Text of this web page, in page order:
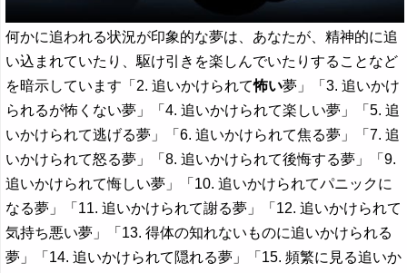
何かに追われる状況が印象的な夢は、あなたが、精神的に追
い込まれていたり、駆け引きを楽しんでいたりすることなど
を暗示しています「2. 追いかけられて怖い夢」「3. 追いかけ
られるが怖くない夢」「4. 追いかけられて楽しい夢」「5. 追
いかけられて逃げる夢」「6. 追いかけられて焦る夢」「7. 追
いかけられて怒る夢」「8. 追いかけられて後悔する夢」「9.
追いかけられて悔しい夢」「10. 追いかけられてパニックに
なる夢」「11. 追いかけられて謝る夢」「12. 追いかけられて
気持ち悪い夢」「13. 得体の知れないものに追いかけられる
夢」「14. 追いかけられて隠れる夢」「15. 頻繁に見る追いか